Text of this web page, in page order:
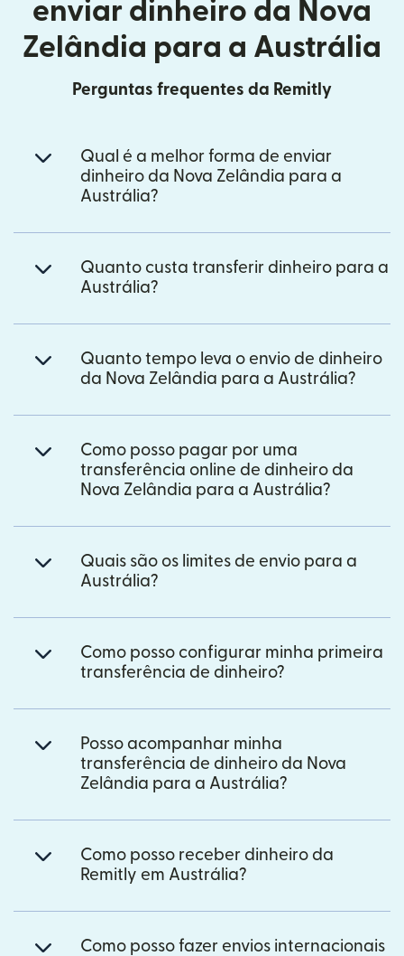
enviar dinheiro da Nova
Zelândia para a Austrália
Perguntas frequentes da Remitly
Qual é a melhor forma de enviar
dinheiro da Nova Zelândia para a
Austrália?
Quanto custa transferir dinheiro para a
Austrália?
Quanto tempo leva o envio de dinheiro
da Nova Zelândia para a Austrália?
Como posso pagar por uma
transferência online de dinheiro da
Nova Zelândia para a Austrália?
Quais são os limites de envio para a
Austrália?
Como posso configurar minha primeira
transferência de dinheiro?
Posso acompanhar minha
transferência de dinheiro da Nova
Zelândia para a Austrália?
Como posso receber dinheiro da
Remitly em Austrália?
Como posso fazer envios internacionais